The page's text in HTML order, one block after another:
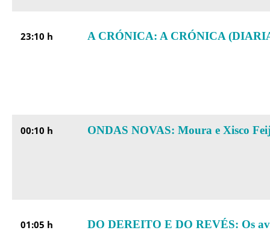
23:10 h A CRÓNICA: A CRÓNICA
00:10 h ONDAS NOVAS: Moura e Xisco
01:05 h DO DEREITO E DO REVÉS: Os